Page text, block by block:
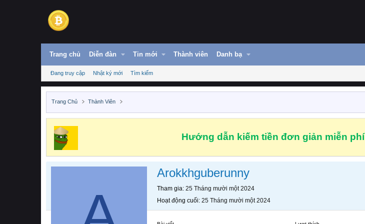
Trang chủ Diễn đàn Tin mới Thành viên Danh bạ
Đang truy cập Nhật ký mới Tìm kiếm
Trang Chủ Thành Viên
Hướng dẫn kiếm tiền đơn giản miễn phí
Arokkhguberunny
Tham gia 25 Tháng mười một 2024
Hoạt động cuối 25 Tháng mười một 2024